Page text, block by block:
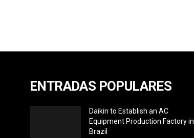
ENTRADAS POPULARES
Daikin to Establish an AC
Equipment Production Factory in
Brazil